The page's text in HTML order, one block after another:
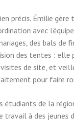
précis. Émilie
avec
des bals de
des tentes :
de site, et
pour faire
étudiants de la
travail à des